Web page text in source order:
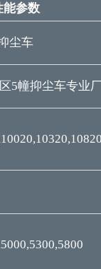
能参数
尘车
5幢抑尘车专业